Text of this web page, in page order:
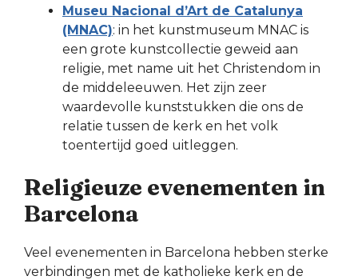
Museu Nacional d’Art de Catalunya
(MNAC): in het kunstmuseum MNAC is
een grote kunstcollectie geweid aan
religie, met name uit het Christendom in
de middeleeuwen. Het zijn zeer
waardevolle kunststukken die ons de
relatie tussen de kerk en het volk
toentertijd goed uitleggen.
Religieuze evenementen in
Barcelona
Veel evenementen in Barcelona hebben sterke
verbindingen met de katholieke kerk en de